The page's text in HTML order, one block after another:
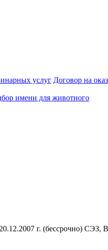
услуг Договор на
имени для животного
г. (бессрочно) СЭЗ,